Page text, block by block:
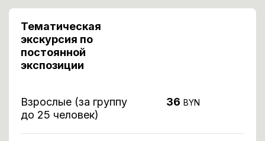
Тематическая
экскурсия по
постоянной
экспозиции
Взрослые (за группу
до 25 человек)
36 BYN